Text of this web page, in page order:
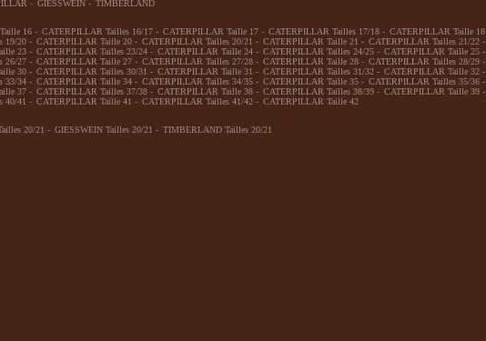
- GIESSWEIN - TIMBERLAND
16 - CATERPILLAR Tailles 16/17 - CATERPILLAR Taille 17 - CATERPILLAR Tailles 17/18 - CATERPILLAR Taille 18
19/20 - CATERPILLAR Taille 20 - CATERPILLAR Tailles 20/21 - CATERPILLAR Taille 21 - CATERPILLAR Tailles 21/22 -
23 - CATERPILLAR Tailles 23/24 - CATERPILLAR Taille 24 - CATERPILLAR Tailles 24/25 - CATERPILLAR Taille 25 -
26/27 - CATERPILLAR Taille 27 - CATERPILLAR Tailles 27/28 - CATERPILLAR Taille 28 - CATERPILLAR Tailles 28/29 -
30 - CATERPILLAR Tailles 30/31 - CATERPILLAR Taille 31 - CATERPILLAR Tailles 31/32 - CATERPILLAR Taille 32 -
33/34 - CATERPILLAR Taille 34 - CATERPILLAR Tailles 34/35 - CATERPILLAR Taille 35 - CATERPILLAR Tailles 35/36 -
37 - CATERPILLAR Tailles 37/38 - CATERPILLAR Taille 38 - CATERPILLAR Tailles 38/39 - CATERPILLAR Taille 39 -
40/41 - CATERPILLAR Taille 41 - CATERPILLAR Tailles 41/42 - CATERPILLAR Taille 42
20/21 - GIESSWEIN Tailles 20/21 - TIMBERLAND Tailles 20/21